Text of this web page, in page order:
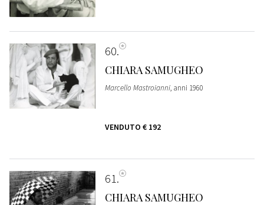
60
CHIARA SAMUGHEO
Marcello Mastroianni, anni 1960
VENDUTO € 192
61
CHIARA SAMUGHEO